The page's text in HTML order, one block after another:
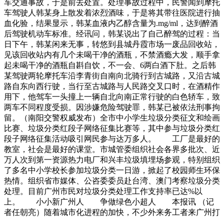
车交通事故，于是前去处置。处理事故过程中，民警闻到摩托
车驾驶人韩某身上散发着浓烈酒味，于是将其带往医院进行抽
血化验，结果显示，韩某血液内乙醇含量为.mg/ml，达到醉酒
后驾驶机动车标准。经讯问，韩某说出了自己醉驾的过程：当
日下午，韩某闲来无事，转悠到县城丹霞市场一废品回收站，
见该回收站内有几个未喝干净的酒瓶，不禁酒瘾大发，顺手拿
起未喝干净的酒瓶自斟自饮，不一会、6两白酒下肚。之后韩
某驾驶两轮摩托车沿李青街自南向北骑行到古城路，又沿古城
路自东向西行驶，当行至古城路与人民路交叉口时，在酒精作
用下，他驾车一头撞上一辆自北向南正常行驶的白色轿车，致
两车不同程度受损。因涉嫌危险驾驶罪，韩某已被依法刑事拘
留。（南阳交警权威发布）全市中小学生垃圾分类征文和绘画
比赛、垃圾分类红段子网络征集比赛等，其中参与垃圾分类红
段子网络征集活动吸引网民参与达万多人。 工厂是最好的
教室，社会是最好的课堂。市城管委组织社会各界多批次、近
万人次到第一资源热力电厂和兴丰垃圾填埋场参观，特别组织
了多名中小学校长参加垃圾分类一日游，掀起了校园师生环保
热情。组织省市媒体、公咨委委员赴台湾、澳门考察垃圾分类
处理。目前广州市民对垃圾分类处理工作支持率已达%以
上。 小小新广州人 争做绿色小超人 本报讯 （记
者任朝亮）随着城市化进程的加快，不少外来务工者来广州打